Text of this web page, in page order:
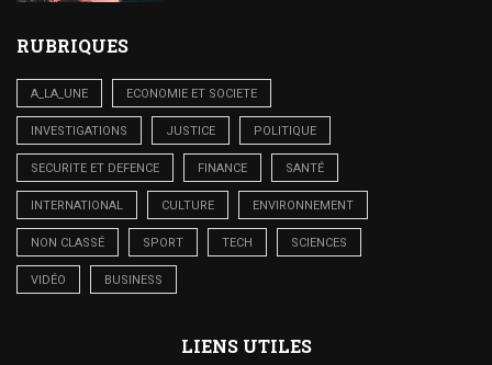
RUBRIQUES
A_LA_UNE ECONOMIE ET SOCIETE
INVESTIGATIONS JUSTICE POLITIQUE
SECURITE ET DEFENCE FINANCE SANTÉ
INTERNATIONAL CULTURE ENVIRONNEMENT
NON CLASSÉ SPORT TECH SCIENCES
VIDÉO BUSINESS
LIENS UTILES